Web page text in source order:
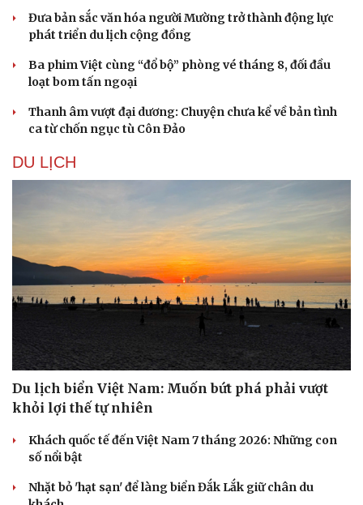
Đưa bản sắc văn hóa người Mường trở thành động lực
phát triển du lịch cộng đồng
Ba phim Việt cùng “đổ bộ” phòng vé tháng 8, đối đầu
loạt bom tấn ngoại
Thanh âm vượt đại dương: Chuyện chưa kể về bản tình
ca từ chốn ngục tù Côn Đảo
DU LỊCH
Du lịch biển Việt Nam: Muốn bứt phá phải vượt
khỏi lợi thế tự nhiên
Khách quốc tế đến Việt Nam 7 tháng 2026: Những con
số nổi bật
Nhặt bỏ 'hạt sạn' để làng biển Đắk Lắk giữ chân du